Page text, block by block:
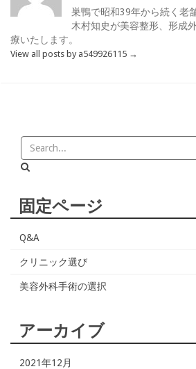
巣鴨で昭和39年から続く老
木村知史が美容整形、形成
療いたします。
View all posts by a549926115 →
固定ページ
Q&A
クリニック選び
美容外科手術の選択
アーカイブ
2021年12月